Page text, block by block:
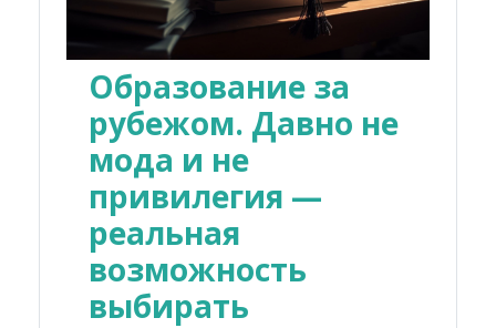
Образование за
рубежом. Давно не
мода и не
привилегия —
реальная
возможность
выбирать